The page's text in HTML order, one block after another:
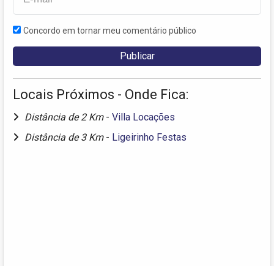
Concordo em tornar meu comentário público
Locais Próximos - Onde Fica:
Distância de 2 Km - Villa Locações
Distância de 3 Km - Ligeirinho Festas